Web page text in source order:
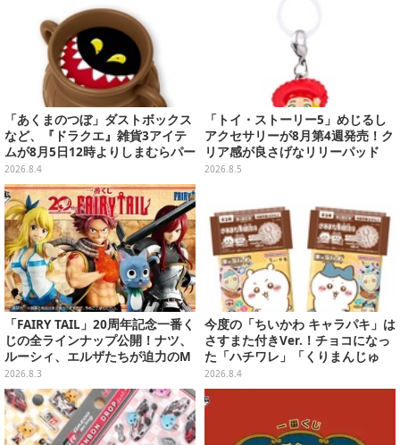
「あくまのつぼ」ダストボックス
など、『ドラクエ』雑貨3アイテ
ムが8月5日12時よりしまむらパー
ク（オンラインストア）にて販
売！
2026.8.4
「トイ・ストーリー5」めじるし
アクセサリーが8月第4週発売！ク
リア感が良さげなリリーパッド
や、ジェシーなど全5種ラインナ
2026.8.5
「FAIRY TAIL」20周年記念一番く
じの全ラインナップ公開！ナツ、
ルーシィ、エルザたちが迫力のM
ASTERLISEで初登場
2026.8.3
今度の「ちいかわ キャラパキ」は
さすまた付きVer.！チョコになっ
た「ハチワレ」「くりまんじゅ
う」たちも可愛い全8種
2026.8.4